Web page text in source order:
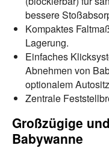
bessere
Kompaktes
Lagerung.
Einfaches
Abnehmen von
optionalem
Zentrale
Großzügige
Babywanne